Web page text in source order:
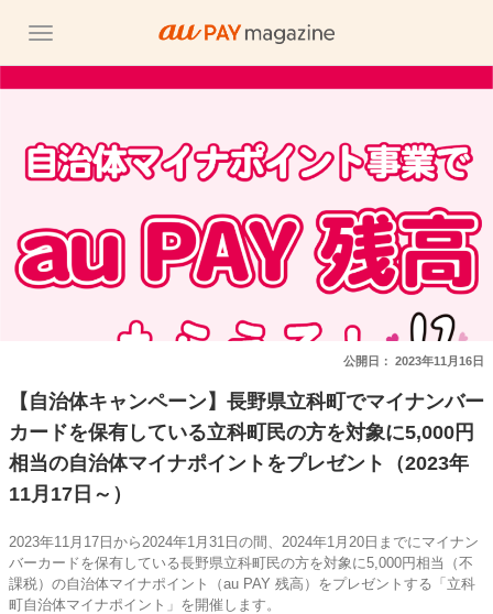
公開日： 2023年11月16日
【自治体キャンペーン】長野県立科町でマイナンバー
カードを保有している立科町民の方を対象に5,000円
相当の自治体マイナポイントをプレゼント（2023年
11月17日～）
2023年11月17日から2024年1月31日の間、2024年1月20日までにマイナン
バーカードを保有している長野県立科町民の方を対象に5,000円相当（不
課税）の自治体マイナポイント（au PAY 残高）をプレゼントする「立科
町自治体マイナポイント」を開催します。